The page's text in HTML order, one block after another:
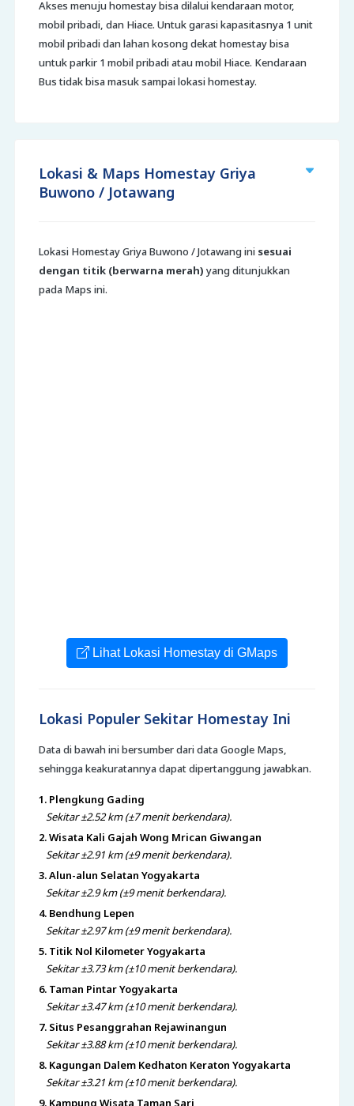
Akses menuju homestay bisa dilalui kendaraan motor,
mobil pribadi, dan Hiace. Untuk garasi kapasitasnya 1 unit
mobil pribadi dan lahan kosong dekat homestay bisa
untuk parkir 1 mobil pribadi atau mobil Hiace. Kendaraan
Bus tidak bisa masuk sampai lokasi homestay.
Lokasi & Maps Homestay Griya
Buwono / Jotawang
Lokasi Homestay Griya Buwono / Jotawang ini sesuai
dengan titik (berwarna merah) yang ditunjukkan
pada Maps ini.
Lihat Lokasi Homestay di GMaps
Lokasi Populer Sekitar Homestay Ini
Data di bawah ini bersumber dari data Google Maps,
sehingga keakuratannya dapat dipertanggung jawabkan.
1. Plengkung Gading
Sekitar ±2.52 km (±7 menit berkendara).
2. Wisata Kali Gajah Wong Mrican Giwangan
Sekitar ±2.91 km (±9 menit berkendara).
3. Alun-alun Selatan Yogyakarta
Sekitar ±2.9 km (±9 menit berkendara).
4. Bendhung Lepen
Sekitar ±2.97 km (±9 menit berkendara).
5. Titik Nol Kilometer Yogyakarta
Sekitar ±3.73 km (±10 menit berkendara).
6. Taman Pintar Yogyakarta
Sekitar ±3.47 km (±10 menit berkendara).
7. Situs Pesanggrahan Rejawinangun
Sekitar ±3.88 km (±10 menit berkendara).
8. Kagungan Dalem Kedhaton Keraton Yogyakarta
Sekitar ±3.21 km (±10 menit berkendara).